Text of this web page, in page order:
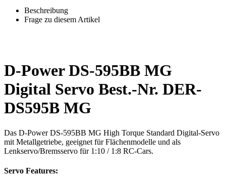
Beschreibung
Frage zu diesem Artikel
D-Power DS-595BB MG
Digital Servo Best.-Nr. DER-
DS595B MG
Das D-Power DS-595BB MG High Torque Standard Digital-Servo
mit Metallgetriebe, geeignet für Flächenmodelle und als
Lenkservo/Bremsservo für 1:10 / 1:8 RC-Cars.
Servo Features: